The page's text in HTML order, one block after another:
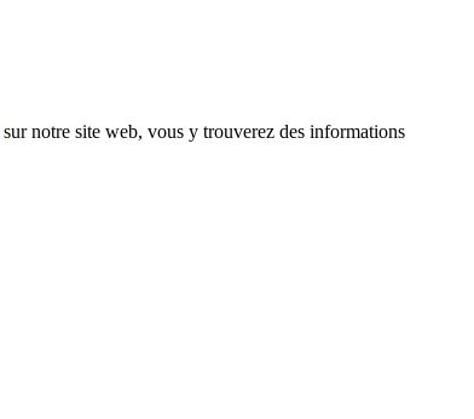
sur notre site web, vous y trouverez des informations